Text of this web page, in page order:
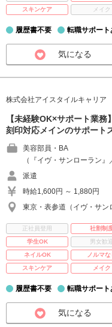
スキンケア
メイク
履歴書不要 転職サポート
気になる
株式会社アイスタイルキャリア
【未経験OK×サポート業務
刻印対応メインのサポート
美容部員・BA
（『イヴ・サンローラン
派遣
時給1,600円 ～ 1,880円
東京・表参道（イヴ・サン
正社員登用 社割制
学生OK
男女歓
ネイルOK
ノルマな
スキンケア
メイク
履歴書不要 転職サポート
気になる